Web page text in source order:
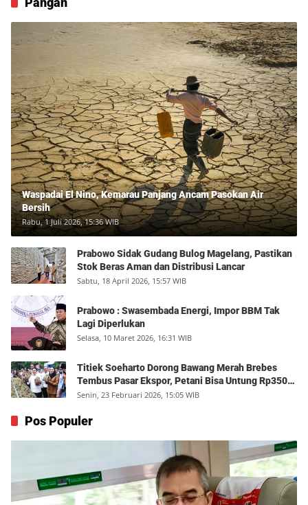
Waspadai El Nino, Kemarau Panjang Ancam Pasokan Air
Bersih
Rabu, 1 Juli 2026, 15:36 WIB
Prabowo Sidak Gudang Bulog Magelang, Pastikan
Stok Beras Aman dan Distribusi Lancar
Sabtu, 18 April 2026, 15:57 WIB
Prabowo : Swasembada Energi, Impor BBM Tak
Lagi Diperlukan
Selasa, 10 Maret 2026, 16:31 WIB
Titiek Soeharto Dorong Bawang Merah Brebes
Tembus Pasar Ekspor, Petani Bisa Untung Rp350
Juta per Hektare
Senin, 23 Februari 2026, 15:05 WIB
Pos Populer